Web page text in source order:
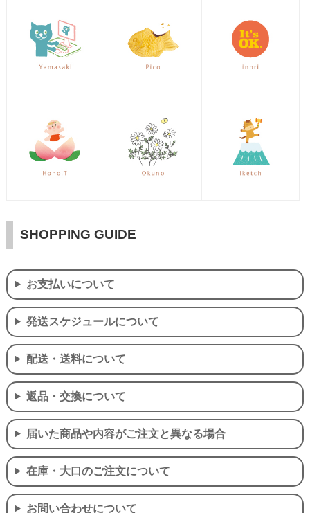
SHOPPING GUIDE
お支払いについて
発送スケジュールについて
配送・送料について
返品・交換について
届いた商品や内容がご注文と異なる場合
在庫・大口のご注文について
お問い合わせについて